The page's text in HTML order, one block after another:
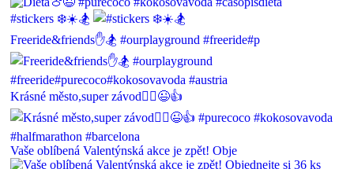
#stickers ❄️☀️🏂
Freeride&friends✋🏂 #ourplayground #freeride#p
Krásné město,super závod🏃‍♂️😉👍
Vaše oblíbená Valentýnská akce je zpět! Obje